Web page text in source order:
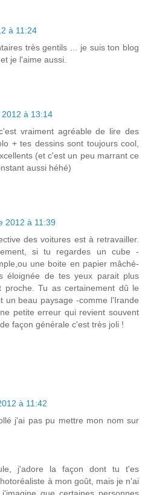
à 11:24
très gentils ... je suis ton blog
je l'aime aussi.
à 13:14
vraiment agréable de lire des
+ tes dessins sont toujours cool,
(et c'est un peu marrant ce
aussi héhé)
2012 à 11:39
des voitures est à retravailler.
si tu regardes un cube -
une boite en papier mâché-
éloignée de tes yeux parait plus
proche. Tu as certainement dû le
un beau paysage -comme l'Irande
petite erreur qui revient souvent
façon générale c'est très joli !
à 11:42
j'ai pas pu mettre mon nom sur
j'adore la façon dont tu t'es
à mon goût, mais je n'ai
que certaines personnes